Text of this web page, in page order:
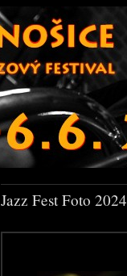
Jazz Fest Foto 2024